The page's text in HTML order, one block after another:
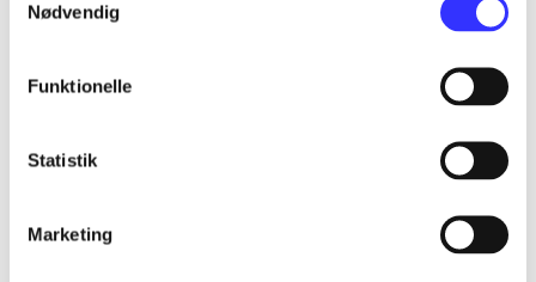
Nødvendig
Funktionelle
Statistik
Marketing
...
...